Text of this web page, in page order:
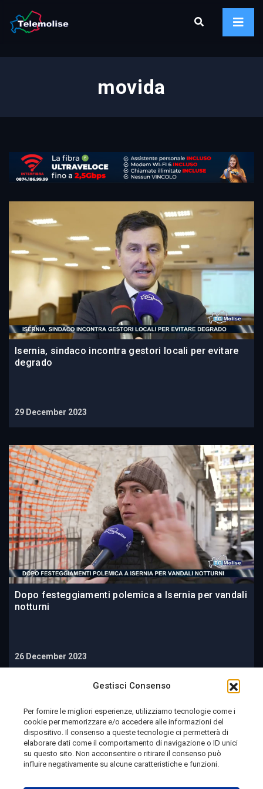
Gestisci Consenso
Per fornire le migliori esperienze, utilizziamo tecnologie come i
cookie per memorizzare e/o accedere alle informazioni del
dispositivo. Il consenso a queste tecnologie ci permetterà di
elaborare dati come il comportamento di navigazione o ID unici
su questo sito. Non acconsentire o ritirare il consenso può
influire negativamente su alcune caratteristiche e funzioni.
movida
Isernia, sindaco incontra gestori locali per evitare
degrado
29 December 2023
Dopo festeggiamenti polemica a Isernia per vandali
notturni
26 December 2023
Telemolise - reg. Tribunale di Campobasso n. 133 del